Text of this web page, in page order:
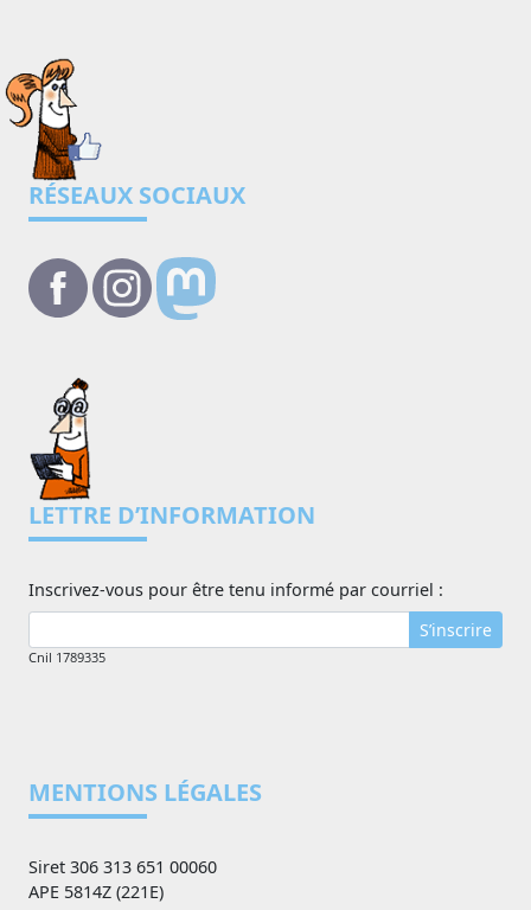
RÉSEAUX SOCIAUX
LETTRE D’INFORMATION
Inscrivez-vous pour être tenu informé par courriel :
S’inscrire
Cnil 1789335
MENTIONS LÉGALES
Siret 306 313 651 00060
APE 5814Z (221E)